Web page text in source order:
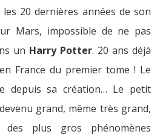
les 20 dernières années de son
Mars, impossible de ne pas
un Harry Potter. 20 ans déjà
France du premier tome ! Le
depuis sa création… Le petit
grand, même très grand,
plus gros phénomènes